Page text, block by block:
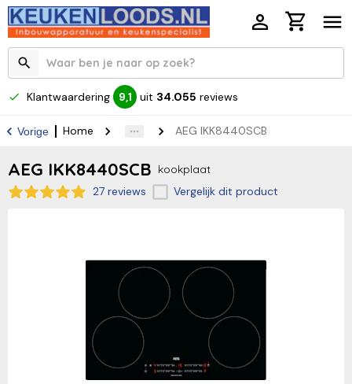
Klantwaardering 9,1 uit 34.055 reviews
Vorige Home AEG IKK8440SCB
AEG IKK8440SCB kookplaat
27 reviews
Vergelijk dit product